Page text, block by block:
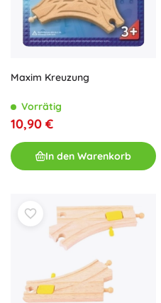
Maxim Kreuzung
Vorrätig
10,90 €
In den Warenkorb